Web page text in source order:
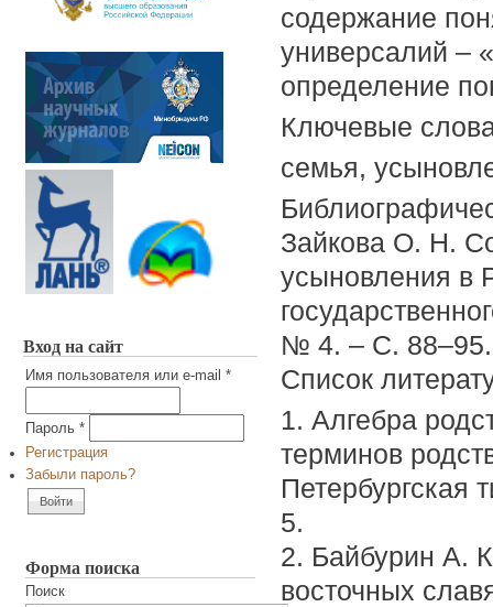
Вход на сайт
Имя пользователя или e-mail *
Пароль *
Регистрация
Забыли пароль?
Форма поиска
Поиск
содержание
универсалий –
определение
Ключевые
семья,
Зайкова О. Н.
усыновления в
№ 4. – С. 88–95.
Список
1. Алгебра
терминов
5.
2. Байбурин А.
восточных